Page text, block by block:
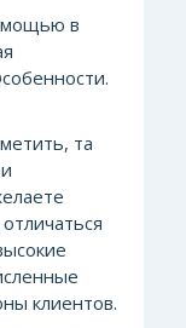
в
та
клиентов.